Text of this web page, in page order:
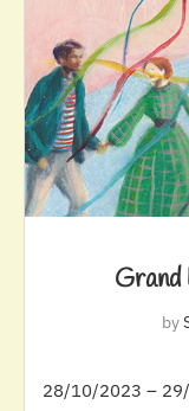
Grand
by
28/10/2023 –